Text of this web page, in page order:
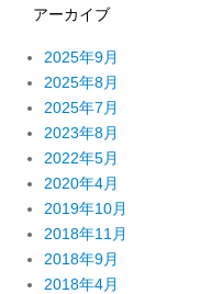
アーカイブ
2025年9月
2025年8月
2025年7月
2023年8月
2022年5月
2020年4月
2019年10月
2018年11月
2018年9月
2018年4月